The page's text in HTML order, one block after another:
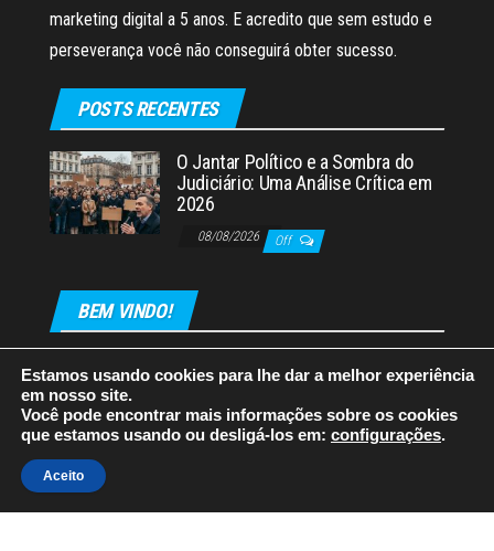
marketing digital a 5 anos. E acredito que sem estudo e
perseverança você não conseguirá obter sucesso.
POSTS RECENTES
O Jantar Político e a Sombra do
Judiciário: Uma Análise Crítica em
2026
08/08/2026 Off
BEM VINDO!
Orgulhosamente mantido com
Estamos usando cookies para lhe dar a melhor experiência
em nosso site.
Você pode encontrar mais informações sobre os cookies
que estamos usando ou desligá-los em: configurações.
Aceito